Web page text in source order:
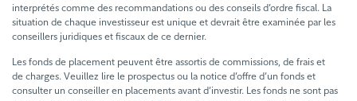
interprétés comme des recommandations ou des conseils d’ordre fiscal. La
situation de chaque investisseur est unique et devrait être examinée par les
conseillers juridiques et fiscaux de ce dernier.
Les fonds de placement peuvent être assortis de commissions, de frais et
de charges. Veuillez lire le prospectus ou la notice d’offre d’un fonds et
consulter un conseiller en placements avant d’investir. Les fonds ne sont pas